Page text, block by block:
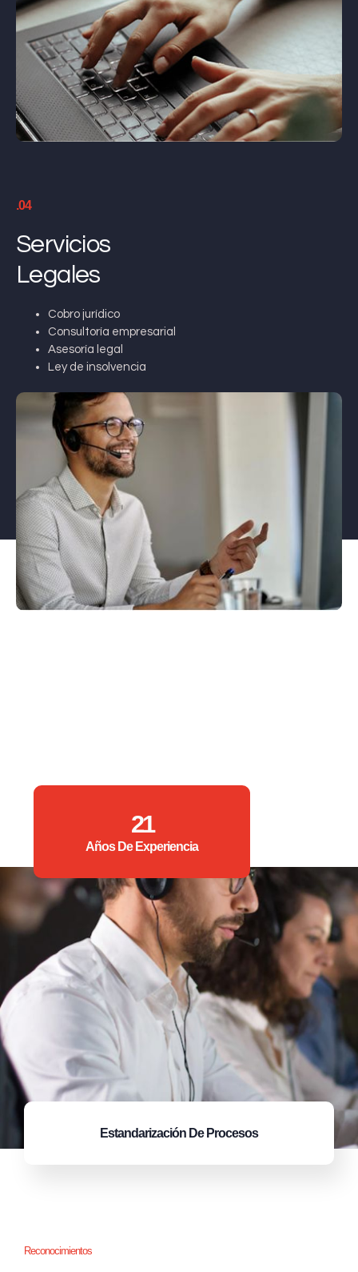
.04
Servicios
Legales
Cobro jurídico
Consultoría empresarial
Asesoría legal
Ley de insolvencia
21
Años De Experiencia
Estandarización De Procesos
Reconocimientos